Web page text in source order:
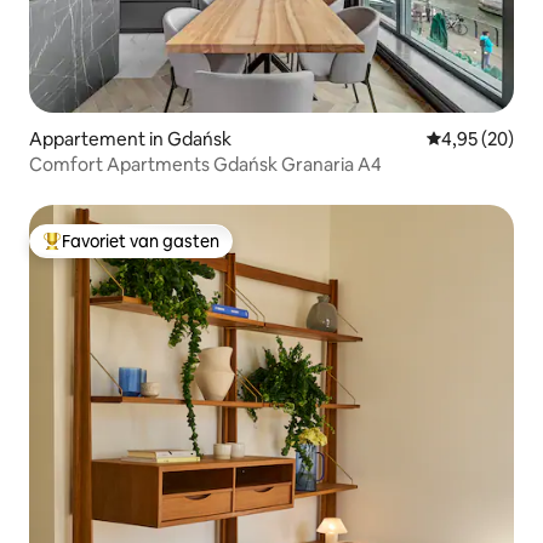
Appartement in Gdańsk Gemiddelde
4,95 (20)
Comfort Apartments Gdańsk Granaria A4
Topfavoriet van gasten
Favoriet van gasten